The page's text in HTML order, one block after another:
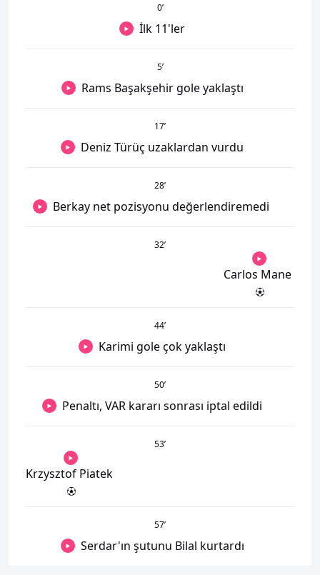
0’
İlk 11'ler
5’
Rams Başakşehir gole yaklaştı
17’
Deniz Türüç uzaklardan vurdu
28’
Berkay net pozisyonu değerlendiremedi
32’
Carlos Mane
44’
Karimi gole çok yaklaştı
50’
Penaltı, VAR kararı sonrası iptal edildi
53’
Krzysztof Piatek
57’
Serdar'ın şutunu Bilal kurtardı